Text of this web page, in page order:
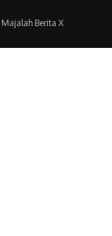
Majalah Berita X